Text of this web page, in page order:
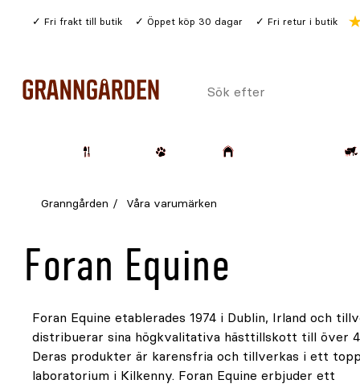
Fri frakt till butik Öppet köp 30 dagar Fri retur i butik
Sök
Granngården Våra varumärken
Foran Equine
Foran Equine etablerades 1974 i Dublin, Irland och
distribuerar sina högkvalitativa hästtillskott till över
Deras produkter är karensfria och tillverkas i ett
laboratorium i Kilkenny. Foran Equine erbjuder ett
premiumsortiment av vetenskapligt formulerade
att stödja hästens hälsa och prestation globalt. Foran
för pålitlighet och kvalitet inom hästhälsa, vilket gör